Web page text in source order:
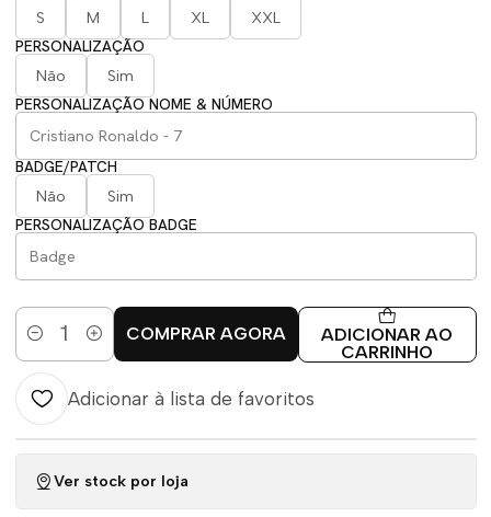
S
M L XL
XXL
PERSONALIZAÇÃO
Não
Sim
PERSONALIZAÇÃO NOME & NÚMERO
BADGE/PATCH
Não
Sim
PERSONALIZAÇÃO BADGE
Quantidade
ADICIONAR AO
CARRINHO
COMPRAR AGORA
Adicionar à lista de favoritos
Ver stock por loja